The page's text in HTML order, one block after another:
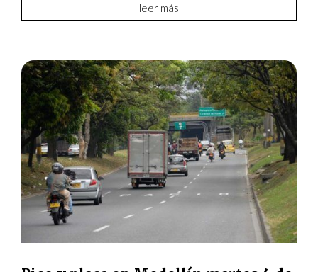
leer más